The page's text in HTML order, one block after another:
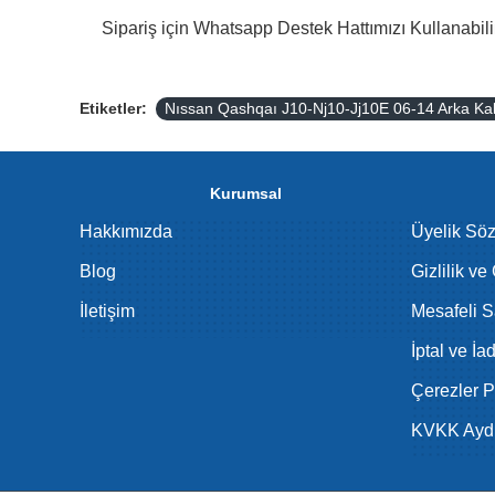
Sipariş için Whatsapp Destek Hattımızı
Etiketler: Nıssan Qashqaı J10-Nj10-Jj10E 06-14 Arka
Kurumsal
Hakkımızda
Blog
İletişim
Üyelik
Gizlilik ve
Mesafeli
İptal ve
Çerezler
KVKK